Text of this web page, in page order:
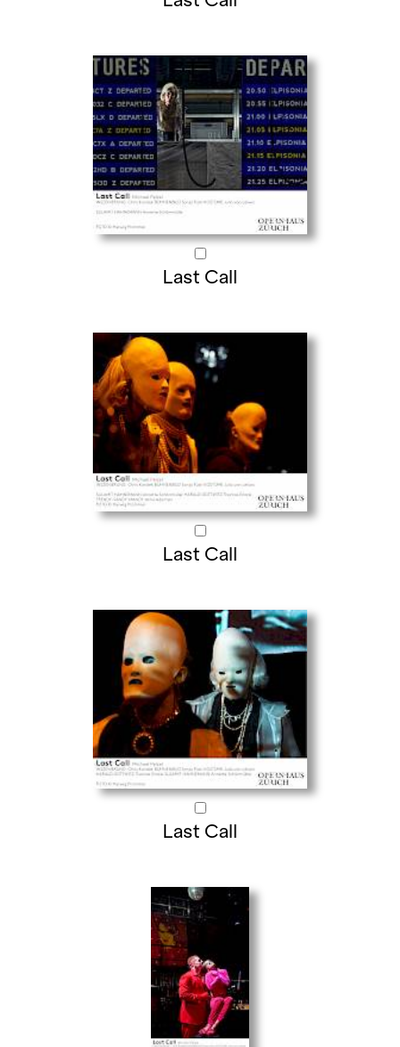
Last Call
Last Call
Last Call